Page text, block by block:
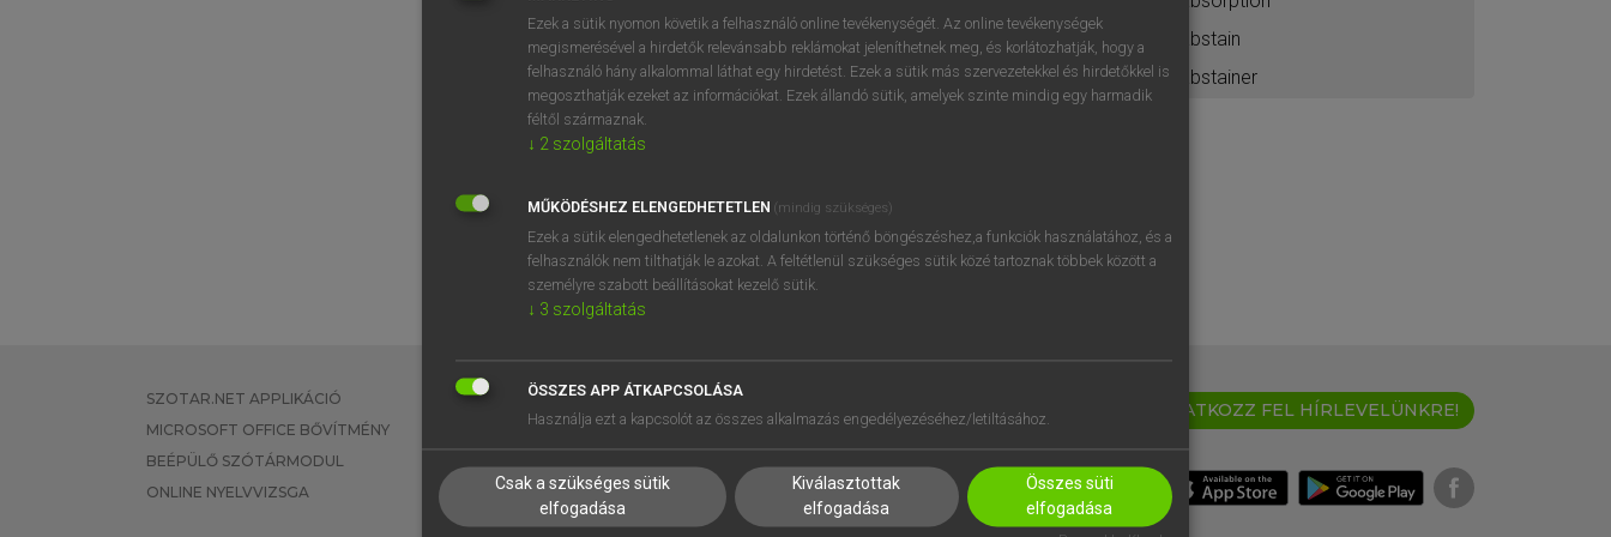
abstain
abstainer
SZOTAR.NET APPLIKÁCIÓ
MICROSOFT OFFICE BŐVÍTMÉNY
BEÉPÜLŐ SZÓTÁRMODUL
ONLINE NYELVVIZSGA
EGYÉNI FELHASZNÁLÓKNAK
TANULÓKNAK
VÁLLALATI MEGOLDÁSOK
SÚGÓ
RÓLUNK
SÜTI BEÁLLÍTÁSOK
IRATKOZZ FEL HÍRLEVELÜNKRE!
Ezek a sütik nyomon követik a felhasználó online tevékenységét. Az online tevékenységek
megismerésével a hirdetők relevánsabb reklámokat jeleníthetnek meg, és korlátozhatják, hogy a
felhasználó hány alkalommal láthat egy hirdetést. Ezek a sütik más szervezetekkel és hirdetőkkel is
megoszthatják ezeket az információkat. Ezek állandó sütik, amelyek szinte mindig egy harmadik
féltől származnak.
↓ 2 szolgáltatás
MŰKÖDÉSHEZ ELENGEDHETETLEN (mindig szükséges)
Ezek a sütik elengedhetetlenek az oldalunkon történő böngészéshez,a funkciók használatához, és a
felhasználók nem tilthatják le azokat. A feltétlenül szükséges sütik közé tartoznak többek között a
személyre szabott beállításokat kezelő sütik.
↓ 3 szolgáltatás
ÖSSZES APP ÁTKAPCSOLÁSA
Használja ezt a kapcsolót az összes alkalmazás engedélyezéséhez/letiltásához.
Csak a szükséges sütik
elfogadása
Kiválasztottak
elfogadása
Összes süti
elfogadása